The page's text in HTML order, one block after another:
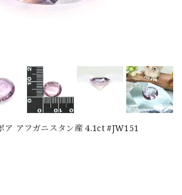
ア アフガニスタン産 4.1ct #JW151